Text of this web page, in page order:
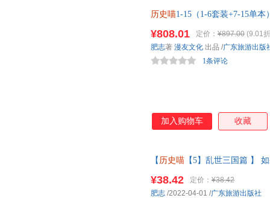
历史喵1-15（1-6套装+7-15单本
¥808.01 定价： ¥897.00 (9.01
1条评论
肥志著 漫友文化 出品 /广东旅游出版
加入购物车 收藏
【 历史喵 【5】乱世三国篇 】
报刊杂志类不支持七天无理由
¥38.42 定价： ¥38.42
肥志 /2022-04-01 /广东旅游出版社